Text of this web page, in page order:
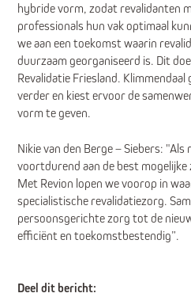
hybride vorm, zodat revalidanten
professionals hun vak optimaal
we aan een toekomst waarin
duurzaam georganiseerd is. Dit
Revalidatie Friesland.
verder en kiest ervoor de
vorm te geven.
Nikie van den Berge – Siebers:
voortdurend aan de best
Met Revion lopen we voorop in
specialistische revalidatiezorg.
persoonsgerichte zorg tot de
efficiënt en toekomstbestendig”.
Deel dit bericht: